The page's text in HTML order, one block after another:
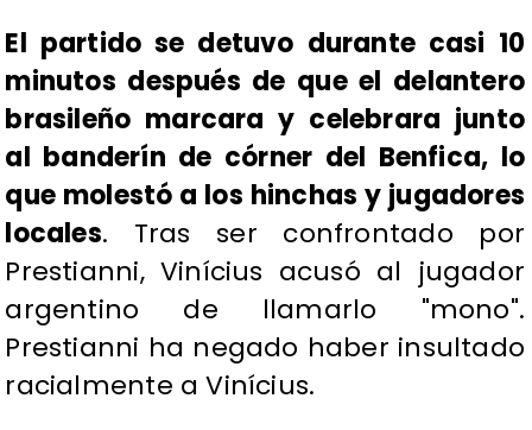
El partido se detuvo durante casi 10
minutos después de que el delantero
brasileño marcara y celebrara junto
al banderín de córner del Benfica, lo
que molestó a los hinchas y jugadores
locales. Tras ser confrontado por
Prestianni, Vinícius acusó al jugador
argentino de llamarlo "mono".
Prestianni ha negado haber insultado
racialmente a Vinícius.